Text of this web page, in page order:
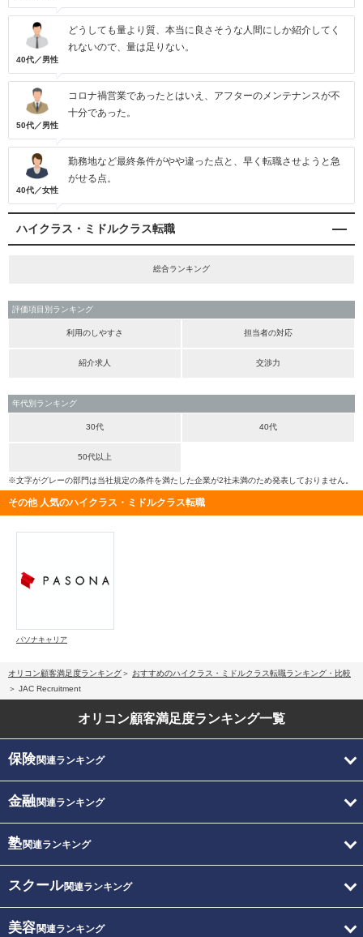
40代／男性
どうしても量より質、本当に良さそうな人間にしか紹介してく
れないので、量は足りない。
50代／男性
コロナ禍営業であったとはいえ、アフターのメンテナンスが不
十分であった。
40代／女性
勤務地など最終条件がやや違った点と、早く転職させようと急
がせる点。
ハイクラス・ミドルクラス転職
総合ランキング
評価項目別ランキング
利用のしやすさ 担当者の対応
紹介求人 交渉力
年代別ランキング
30代 40代
50代以上
※文字がグレーの部門は当社規定の条件を満たした企業が2社未満のため発表しておりません。
その他 人気のハイクラス・ミドルクラス転職
パソナキャリア
オリコン顧客満足度ランキング
おすすめのハイクラス・ミドルクラス転職ランキング・比較
JAC Recruitment
オリコン顧客満足度ランキング一覧
保険関連ランキング
金融関連ランキング
塾関連ランキング
スクール関連ランキング
美容関連ランキング